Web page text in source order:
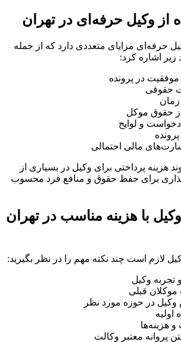
از وکیل حرفه‌ای در تهران
حرفه‌ای مزایای متعددی دارد که از جمله
زیر اشاره کرد:
در پرونده
حقوقی
حقوق موکل
و لوایح
مالی احتمالی
هزینه پرداختی برای وکیل در بسیاری از
برای حفظ حقوق و منافع فرد محسوب
با هزینه مناسب در تهران
لازم است چند نکته مهم را در نظر بگیرید:
تجربه وکیل
قبلی
در حوزه مورد نظر
اولیه
هزینه‌ها
پروانه معتبر وکالت